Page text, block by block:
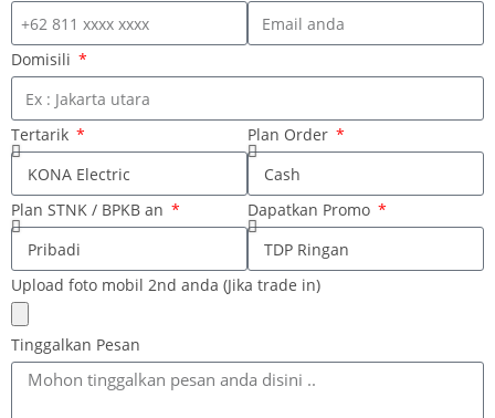
Domisili
Tertarik Plan Order
Plan STNK / BPKB an Dapatkan Promo
Upload foto mobil 2nd anda (Jika trade in)
Tinggalkan Pesan